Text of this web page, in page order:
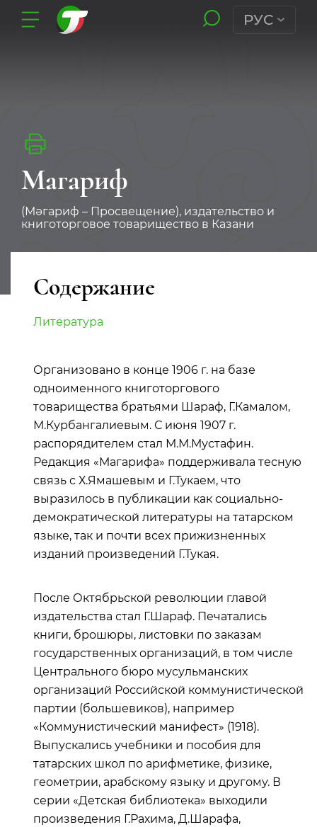
РУС
Магариф
(Мәгариф – Просвещение), издательство и
книготорговое товарищество в Казани
Содержание
Литература
Организовано в конце 1906 г. на базе
одноименного книготоргового
товарищества братьями Шараф, Г.Камалом,
М.Курбангалиевым. С июня 1907 г.
распорядителем стал М.М.Мустафин.
Редакция «Магарифа» поддерживала тесную
связь с Х.Ямашевым и Г.Тукаем, что
выразилось в публикации как социально-
демократической литературы на татарском
языке, так и почти всех прижизненных
изданий произведений Г.Тукая.
После Октябрьской революции главой
издательства стал Г.Шараф. Печатались
книги, брошюры, листовки по заказам
государственных организаций, в том числе
Центрального бюро мусульманских
организаций Российской коммунистической
партии (большевиков), например
«Коммунистический манифест» (1918).
Выпускались учебники и пособия для
татарских школ по арифметике, физике,
геометрии, арабскому языку и другому. В
серии «Детская библиотека» выходили
произведения Г.Рахима, Д.Шарафа,